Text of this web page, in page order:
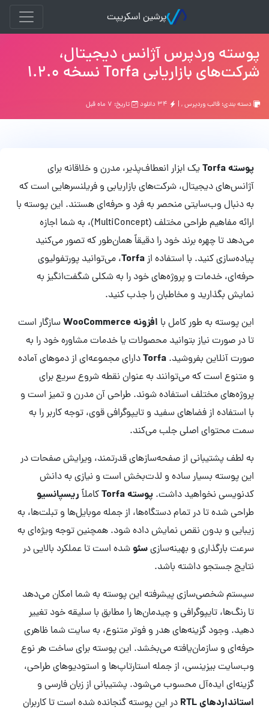
پرشین اسکریپت
پوسته وردپرس آژانس دیجیتال،
شرکت‌های بازاریابی Torfa نسخه 1.2.0
دسته بندی: قالب وردپرس, | تاریخ: ۷ ماه قبل
پوسته Torfa
یک ابزار انعطاف‌پذیر، مدرن و خلاقانه برای
آژانس‌های دیجیتال، شرکت‌های بازاریابی و فریلنسرهایی است که
به دنبال وب‌سایتی منحصر به فرد و حرفه‌ای هستند. این پوسته با
ارائه مفاهیم طراحی مختلف (MultiConcept)، به شما اجازه
می‌دهد تا چهره برند خود را دقیقاً همان‌طور که تصور می‌کنید
پیاده‌سازی کنید. با استفاده ازTorfa، می‌توانید پورتفولیوی
حرفه‌ای، خدمات و پروژه‌های خود را به شکلی شگفت‌انگیز به
نمایش بگذارید و مخاطبان را جذب کنید.
این پوسته به طور کامل با افزونه WooCommerce
سازگار است
تا در صورت نیاز بتوانید محصولات یا خدمات مشاوره خود را به
صورت آنلاین بفروشید. Torfaدارای مجموعه‌ای از دموهای آماده
و متنوع است که می‌توانند به عنوان نقطه شروع سریع برای
پروژه‌های مختلف استفاده شوند. طراحی آن مدرن و تمیز است و
با استفاده از فضاهای سفید و تایپوگرافی قوی، توجه کاربر را به
سمت محتوای اصلی جلب می‌کند.
به لطف پشتیبانی از صفحه‌سازهای قدرتمند، ویرایش صفحات در
این پوسته بسیار ساده و لذت‌بخش است و نیازی به دانش
کدنویسی نخواهید داشت. پوسته Torfa کاملاً ریسپانسیو
طراحی شده تا در تمام دستگاه‌ها، از جمله موبایل‌ها و تبلت‌ها، به
زیبایی و بدون نقص نمایش داده شود. همچنین توجه ویژه‌ای به
سرعت بارگذاری و بهینه‌سازیسئو شده است تا عملکرد بالایی در
نتایج جستجو داشته باشد.
سیستم شخصی‌سازی پیشرفته این پوسته به شما امکان می‌دهد
تا رنگ‌ها، تایپوگرافی و چیدمان‌ها را مطابق با سلیقه خود تغییر
دهید. وجود گزینه‌های هدر و فوتر متنوع، به سایت شما ظاهری
حرفه‌ای و سازمان‌یافته می‌بخشد. این پوسته برای ساخت هر نوع
وب‌سایت بیزینسی، از جمله استارتاپ‌ها و استودیوهای طراحی،
گزینه‌ای ایده‌آل محسوب می‌شود. پشتیبانی از زبان فارسی و
استانداردهای RTL
در این پوسته گنجانده شده است تا کاربران